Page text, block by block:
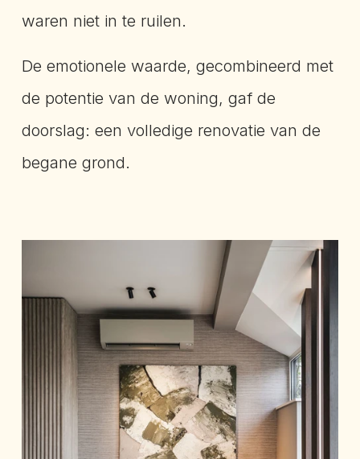
waren niet in te ruilen.
De emotionele waarde, gecombineerd met
de potentie van de woning, gaf de
doorslag: een volledige renovatie van de
begane grond.